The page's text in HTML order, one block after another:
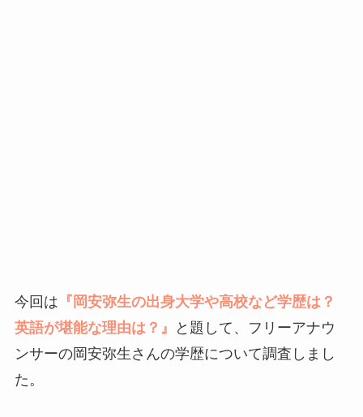
今回は 『岡安弥生の出身大学や高校など学歴は？
英語が堪能な理由は？』
と題して、フリーアナウ
ンサーの岡安弥生さんの学歴について調査しまし
た。